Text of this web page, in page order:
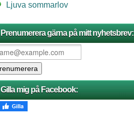
Ljuva sommarlov
Prenumerera gärna på mitt nyhetsbrev:
Gilla mig på Facebook: